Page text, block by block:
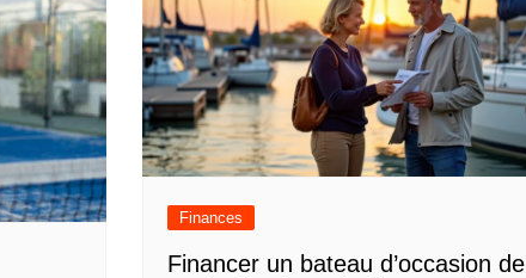
Finances
Financer un bateau d’occasion de